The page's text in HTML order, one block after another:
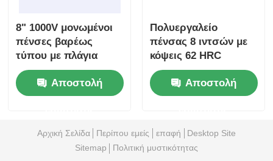
8" 1000V μονωμένοι
πένσες βαρέως
τύπου με πλάγια
κοπή - HRC 62
Αποστολή
Πολυεργαλείο
πένσας 8 ιντσών με
κόψεις 62 HRC
Αποστολή
Αρχική Σελίδα Περίπου εμείς επαφή
Desktop Site
Sitemap
Πολιτική μυστικότητας